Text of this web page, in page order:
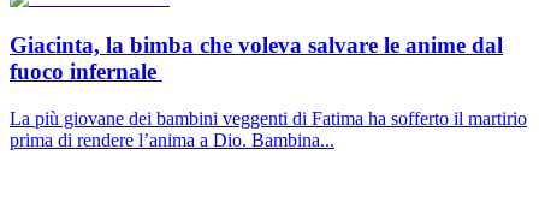
Giacinta, la bimba che voleva salvare le anime dal
fuoco infernale
La più giovane dei bambini veggenti di Fatima ha sofferto il martirio
prima di rendere l’anima a Dio. Bambina...